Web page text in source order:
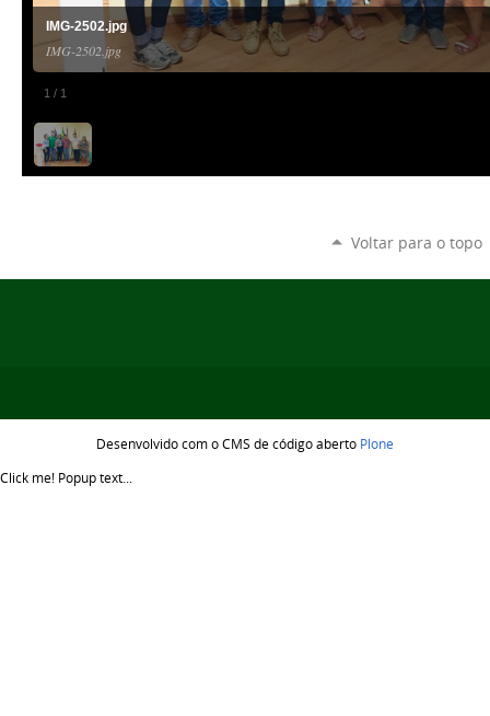
1 / 1
IMG-2502.jpg
IMG-2502.jpg
Voltar para o topo
Desenvolvido com o CMS de código aberto Plone
Click me! Popup text...